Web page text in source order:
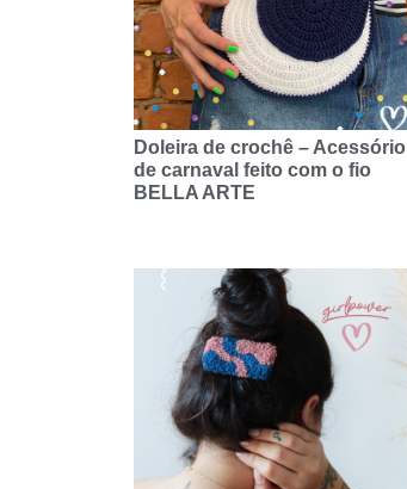
Doleira de crochê – Acessório
de carnaval feito com o fio
BELLA ARTE